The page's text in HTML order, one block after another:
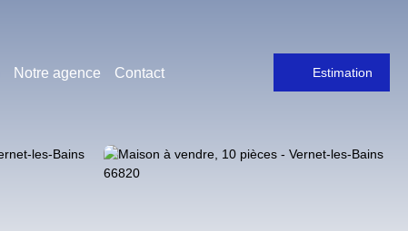
Notre agence Contact Estimation